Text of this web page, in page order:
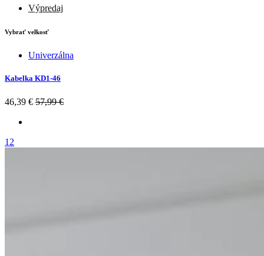
Výpredaj
Vybrať velkosť
Univerzálna
Kabelka KD1-46
46,39 € 57,99 €
12